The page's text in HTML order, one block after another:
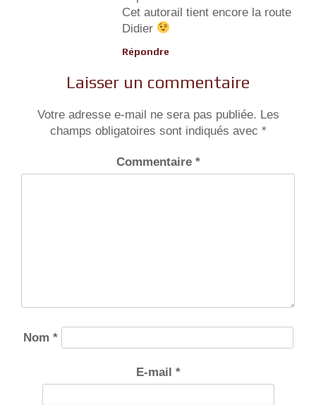
Cet autorail tient encore la route
Didier
Répondre
Laisser un commentaire
Votre adresse e-mail ne sera pas publiée. Les
champs obligatoires sont indiqués avec *
Commentaire *
Nom *
E-mail *